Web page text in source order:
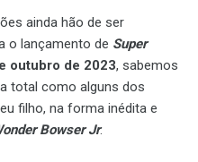
ainda hão de ser
o lançamento de Super
outubro de 2023, sabemos
total como alguns dos
filho, na forma inédita e
Bowser Jr.